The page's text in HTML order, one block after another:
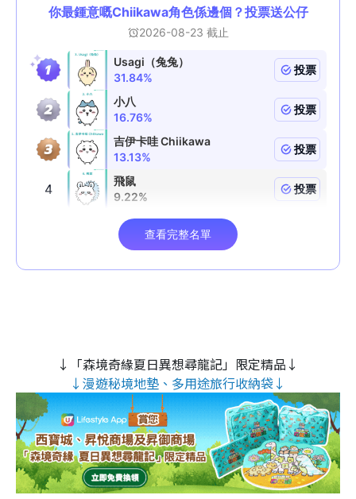
↓「森境奇緣夏日異想尋龍記」限定精品↓
↓漫遊秘境地墊、多用途旅行收納袋↓